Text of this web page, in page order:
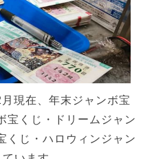
現在、年末ジャンボ宝
宝くじ・ドリームジャン
くじ・ハロウィンジャン